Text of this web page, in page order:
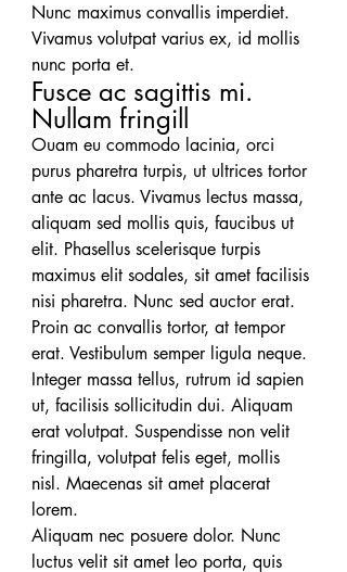
Nunc maximus convallis imperdiet.
Vivamus volutpat varius ex, id mollis
nunc porta et.
Fusce ac sagittis mi.
Nullam fringill
Ouam eu commodo lacinia, orci
purus pharetra turpis, ut ultrices tortor
ante ac lacus. Vivamus lectus massa,
aliquam sed mollis quis, faucibus ut
elit. Phasellus scelerisque turpis
maximus elit sodales, sit amet facilisis
nisi pharetra. Nunc sed auctor erat.
Proin ac convallis tortor, at tempor
erat. Vestibulum semper ligula neque.
Integer massa tellus, rutrum id sapien
ut, facilisis sollicitudin dui. Aliquam
erat volutpat. Suspendisse non velit
fringilla, volutpat felis eget, mollis
nisl. Maecenas sit amet placerat
lorem.
Aliquam nec posuere dolor. Nunc
luctus velit sit amet leo porta, quis